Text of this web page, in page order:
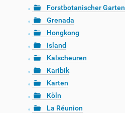
Forstbotanischer Garten
Grenada
Hongkong
Island
Kalscheuren
Karibik
Karten
Köln
La Réunion